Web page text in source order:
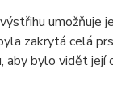
umožňuje
zakrytá celá
bylo vidět